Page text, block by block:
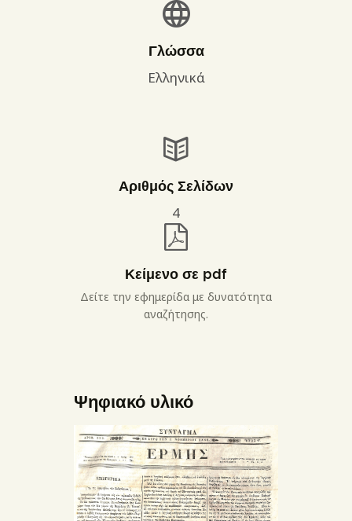
Γλώσσα
Ελληνικά
Αριθμός Σελίδων
4
Κείμενο σε pdf
Δείτε την εφημερίδα με δυνατότητα
αναζήτησης.
Ψηφιακό υλικό